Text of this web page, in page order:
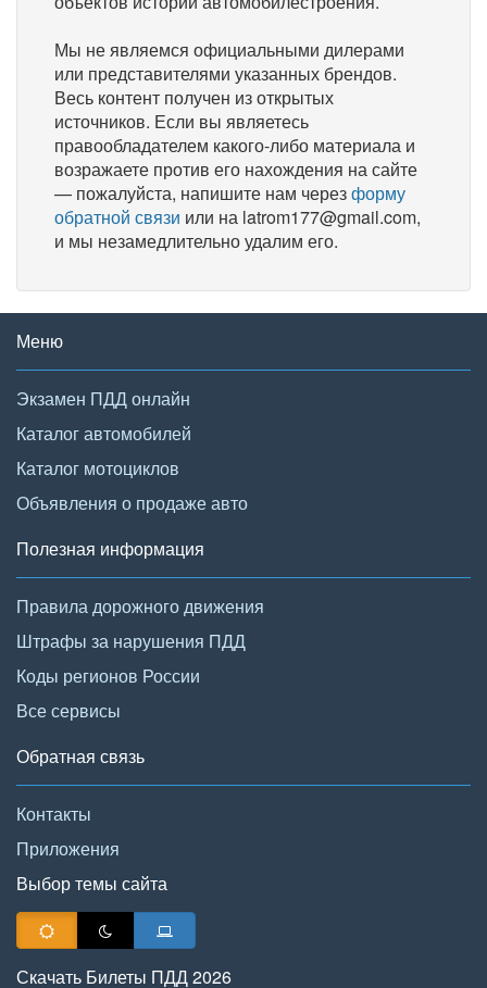
Мы не являемся официальными дилерами
или представителями указанных брендов.
Весь контент получен из открытых
источников. Если вы являетесь
правообладателем какого-либо материала и
возражаете против его нахождения на сайте
— пожалуйста, напишите нам черезформу
обратной связи или на latrom177@gmail.com,
и мы незамедлительно удалим его.
Меню
Экзамен ПДД онлайн
Каталог автомобилей
Каталог мотоциклов
Объявления о продаже авто
Полезная информация
Правила дорожного движения
Штрафы за нарушения ПДД
Коды регионов России
Все сервисы
Обратная связь
Контакты
Приложения
Выбор темы сайта
Скачать Билеты ПДД 2026